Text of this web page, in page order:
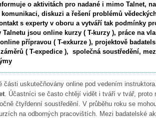
o aktivitách pro nadané i mimo Talnet,
diskuzi a řešení problémů
s experty v oboru a vytváří tak podmínky
jsou online kurzy ( T-kurzy ), práce na
přípravou ( T-exkurze ), projektově
( T-expedice ), společná soustředění,
části uskutečňovány online pod vedením
. Účastníci se často chtějí vidět i tváří v tvář, proto
čtyřdenní soustředění. V průběhu roku se
na odborných pracovištích. Mezi badatelské